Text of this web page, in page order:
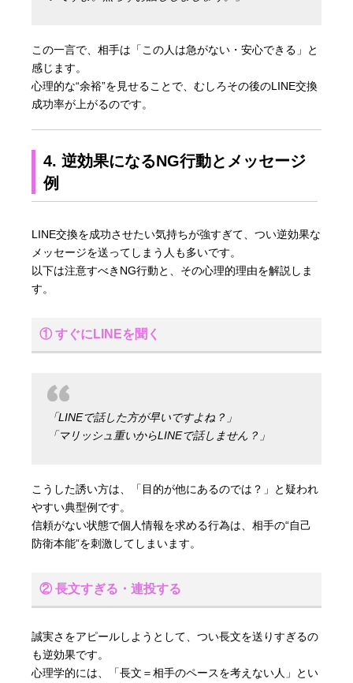
この一言で、相手は「この人は急がない・安心できる」と
感じます。
心理的な“余裕”を見せることで、むしろその後のLINE交換
成功率が上がるのです。
4. 逆効果になるNG行動とメッセージ
例
LINE交換を成功させたい気持ちが強すぎて、つい逆効果な
メッセージを送ってしまう人も多いです。
以下は注意すべきNG行動と、その心理的理由を解説しま
す。
① すぐにLINEを聞く
「LINEで話した方が早いですよね？」
「マリッシュ重いからLINEで話しません？」
こうした誘い方は、「目的が他にあるのでは？」と疑われ
やすい典型例です。
信頼がない状態で個人情報を求める行為は、相手の“自己
防衛本能”を刺激してしまいます。
② 長文すぎる・連投する
誠実さをアピールしようとして、つい長文を送りすぎるの
も逆効果です。
心理学的には、「長文＝相手のペースを考えない人」とい